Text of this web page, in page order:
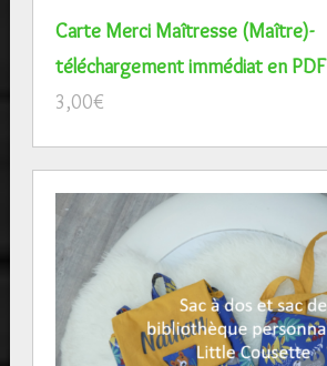
Carte Merci Maîtresse (Maître)-
téléchargement immédiat en PDF
3,00€